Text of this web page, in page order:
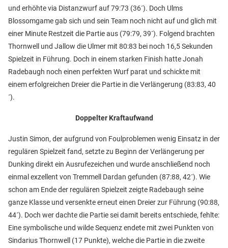
und erhöhte via Distanzwurf auf 79:73 (36´). Doch Ulms
Blossomgame gab sich und sein Team noch nicht auf und glich mit
einer Minute Restzeit die Partie aus (79:79, 39´). Folgend brachten
Thornwell und Jallow die Ulmer mit 80:83 bei noch 16,5 Sekunden
Spielzeit in Führung. Doch in einem starken Finish hatte Jonah
Radebaugh noch einen perfekten Wurf parat und schickte mit
einem erfolgreichen Dreier die Partie in die Verlängerung (83:83, 40
´).
Doppelter Kraftaufwand
Justin Simon, der aufgrund von Foulproblemen wenig Einsatz in der
regulären Spielzeit fand, setzte zu Beginn der Verlängerung per
Dunking direkt ein Ausrufezeichen und wurde anschließend noch
einmal exzellent von Tremmell Dardan gefunden (87:88, 42´). Wie
schon am Ende der regulären Spielzeit zeigte Radebaugh seine
ganze Klasse und versenkte erneut einen Dreier zur Führung (90:88,
44´). Doch wer dachte die Partie sei damit bereits entschiede, fehlte:
Eine symbolische und wilde Sequenz endete mit zwei Punkten von
Sindarius Thornwell (17 Punkte), welche die Partie in die zweite